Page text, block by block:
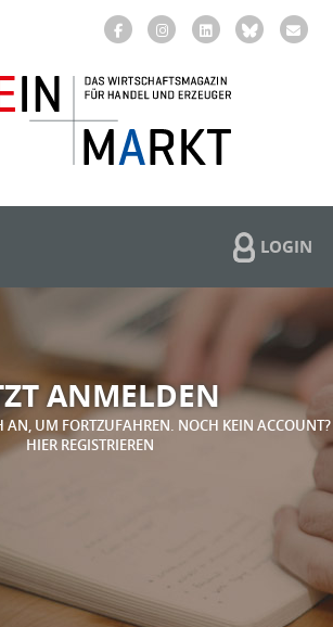
LOGIN
ANMELDEN
AN, UM FORTZUFAHREN. NOCH KEIN ACCOUNT?
HIER REGISTRIEREN